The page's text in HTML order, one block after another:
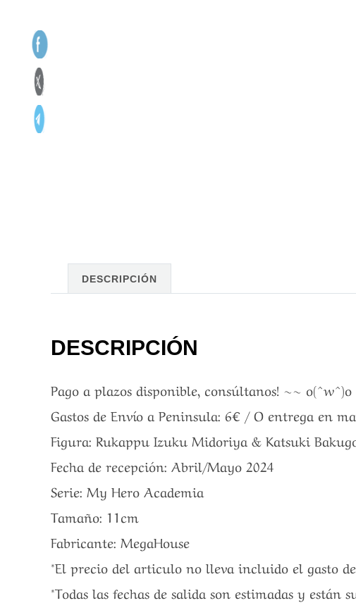
DESCRIPCIÓN
DESCRIPCIÓN
Pago a plazos disponible, consúltanos! ~~ o(^w^)o
Gastos de Envío a Peninsula: 6€ / O entrega en
Figura: Rukappu Izuku Midoriya & Katsuki
Fecha de recepción: Abril/Mayo 2024
Serie: My Hero Academia
Tamaño: 11cm
Fabricante: MegaHouse
*El precio del articulo no lleva incluido el gasto
*Todas las fechas de salida son estimadas y